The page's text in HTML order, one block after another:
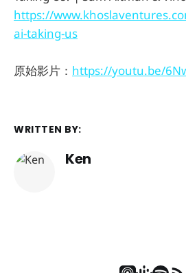
https://
ai-taking-us
原始影片： https://youtu.be/
WRITTEN BY:
Ken